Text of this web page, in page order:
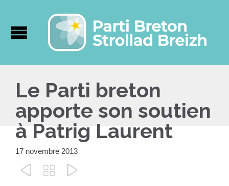
Le Parti breton
apporte son soutien
à Patrig Laurent
  
17 novembre 2013